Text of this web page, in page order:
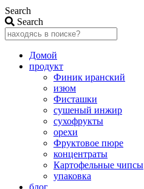
Search
Search
Домой
продукт
Финик иранский
изюм
Фисташки
сушеный инжир
сухофрукты
орехи
Фруктовое пюре
концентраты
Картофельные чипсы
упаковка
блог